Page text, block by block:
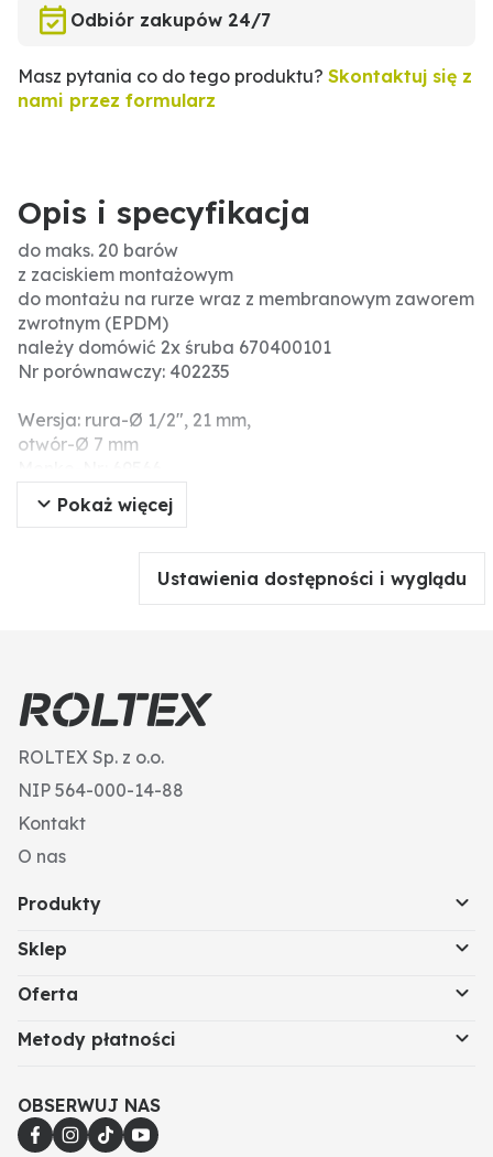
Odbiór zakupów 24/7
Masz pytania co do tego produktu? Skontaktuj się z
nami przez formularz
Opis i specyfikacja
do maks. 20 barów
z zaciskiem montażowym
do montażu na rurze wraz z membranowym zaworem
zwrotnym (EPDM)
należy domówić 2x śruba 670400101
Nr porównawczy: 402235
Wersja: rura-Ø 1/2", 21 mm,
otwór-Ø 7 mm
Pokaż więcej
Ustawienia dostępności i wyglądu
ROLTEX Sp. z o.o.
NIP 564-000-14-88
Kontakt
O nas
Produkty
Sklep
Oferta
Metody płatności
OBSERWUJ NAS